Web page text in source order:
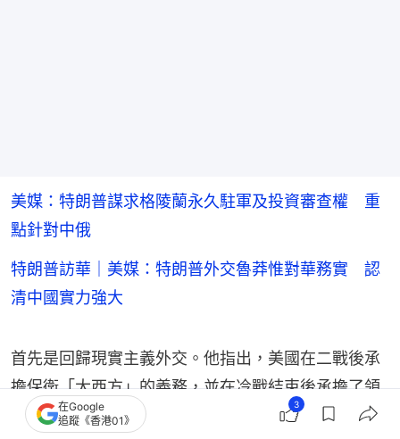
美媒：特朗普謀求格陵蘭永久駐軍及投資審查權 重
點針對中俄
特朗普訪華｜美媒：特朗普外交魯莽惟對華務實 認
清中國實力強大
首先是回歸現實主義外交。他指出，美國在二戰後承
擔保衛「大西方」的義務，並在冷戰結束後承擔了領
導全球的義務。但特朗普時期出現兩個變化：一是重
在Google
追蹤《香港01》
3